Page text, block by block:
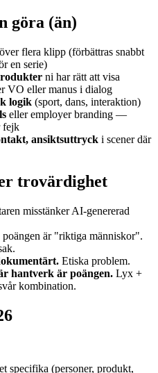
göra (än)
över flera klipp (förbättras snabbt
en serie)
ni har rätt att visa
VO eller manus i dialog
logik (sport, dans, interaktion)
eller employer branding —
fejk
ansiktsuttryck i scener där
trovärdighet
misstänker AI-genererad
poängen är "riktiga människor".
Etiska problem.
hantverk är poängen. Lyx +
kombination.
specifika (personer, produkt,